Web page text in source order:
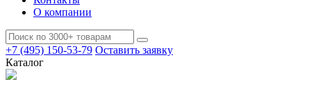
О компании
+7 (495) 150-53-79 Оставить заявку
Каталог